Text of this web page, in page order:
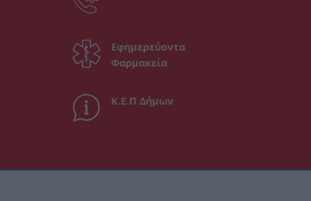
Εφημερεύοντα
Φαρμακεία
Κ.Ε.Π Δήμων